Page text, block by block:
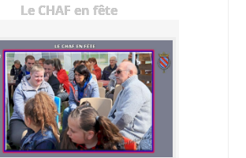
Le CHAF en fête